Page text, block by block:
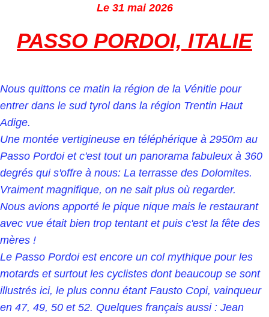
Le 31 mai 2026
PASSO PORDOI, ITALIE
Nous quittons ce matin la région de la Vénitie pour
entrer dans le sud tyrol dans la région Trentin Haut
Adige.
Une montée vertigineuse en téléphérique à 2950m au
Passo Pordoi et c'est tout un panorama fabuleux à 360
degrés qui s'offre à nous: La terrasse des Dolomites.
Vraiment magnifique, on ne sait plus où regarder.
Nous avions apporté le pique nique mais le restaurant
avec vue était bien trop tentant et puis c'est la fête des
mères !
Le Passo Pordoi est encore un col mythique pour les
motards et surtout les cyclistes dont beaucoup se sont
illustrés ici, le plus connu étant Fausto Copi, vainqueur
en 47, 49, 50 et 52. Quelques français aussi : Jean